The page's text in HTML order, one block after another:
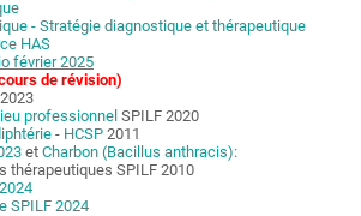
- Stratégie diagnostique et thérapeutique
HAS
février 2025
de révision)
2023
professionnel SPILF 2020
- HCSP 2011
et Charbon (Bacillus anthracis):
thérapeutiques SPILF 2010
SPILF 2024